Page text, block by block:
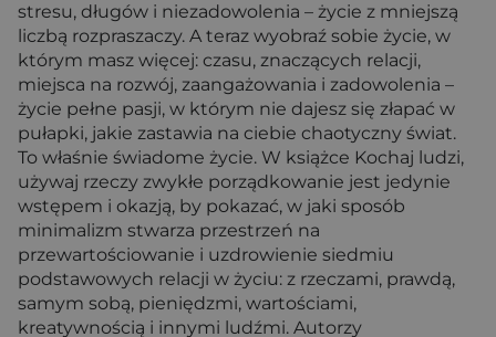
stresu, długów i niezadowolenia – życie z mniejszą
liczbą rozpraszaczy. A teraz wyobraź sobie życie, w
którym masz więcej: czasu, znaczących relacji,
miejsca na rozwój, zaangażowania i zadowolenia –
życie pełne pasji, w którym nie dajesz się złapać w
pułapki, jakie zastawia na ciebie chaotyczny świat.
To właśnie świadome życie. W książce Kochaj ludzi,
używaj rzeczy zwykłe porządkowanie jest jedynie
wstępem i okazją, by pokazać, w jaki sposób
minimalizm stwarza przestrzeń na
przewartościowanie i uzdrowienie siedmiu
podstawowych relacji w życiu: z rzeczami, prawdą,
samym sobą, pieniędzmi, wartościami,
kreatywnością i innymi ludźmi. Autorzy